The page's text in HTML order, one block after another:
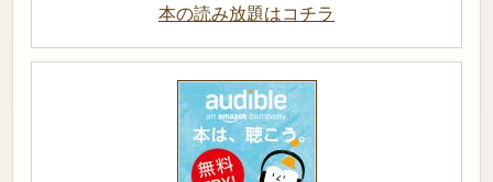
本の読み放題はコチラ